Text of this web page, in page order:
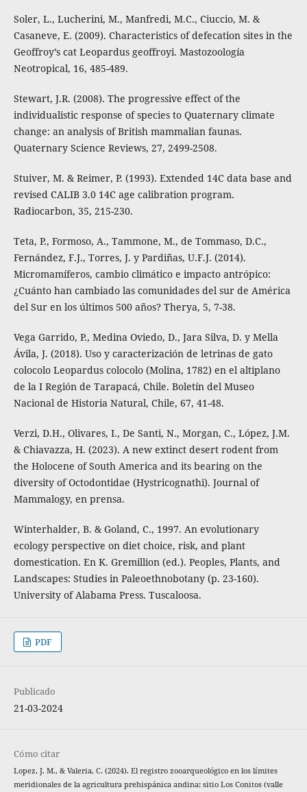
Soler, L., Lucherini, M., Manfredi, M.C., Ciuccio, M. &
Casaneve, E. (2009). Characteristics of defecation sites in the
Geoffroy’s cat Leopardus geoffroyi. Mastozoología
Neotropical, 16, 485-489.
Stewart, J.R. (2008). The progressive effect of the
individualistic response of species to Quaternary climate
change: an analysis of British mammalian faunas.
Quaternary Science Reviews, 27, 2499-2508.
Stuiver, M. & Reimer, P. (1993). Extended 14C data base and
revised CALIB 3.0 14C age calibration program.
Radiocarbon, 35, 215-230.
Teta, P., Formoso, A., Tammone, M., de Tommaso, D.C.,
Fernández, F.J., Torres, J. y Pardiñas, U.F.J. (2014).
Micromamíferos, cambio climático e impacto antrópico:
¿Cuánto han cambiado las comunidades del sur de América
del Sur en los últimos 500 años? Therya, 5, 7-38.
Vega Garrido, P., Medina Oviedo, D., Jara Silva, D. y Mella
Ávila, J. (2018). Uso y caracterización de letrinas de gato
colocolo Leopardus colocolo (Molina, 1782) en el altiplano
de la I Región de Tarapacá, Chile. Boletín del Museo
Nacional de Historia Natural, Chile, 67, 41-48.
Verzi, D.H., Olivares, I., De Santi, N., Morgan, C., López, J.M.
& Chiavazza, H. (2023). A new extinct desert rodent from
the Holocene of South America and its bearing on the
diversity of Octodontidae (Hystricognathi). Journal of
Mammalogy, en prensa.
Winterhalder, B. & Goland, C., 1997. An evolutionary
ecology perspective on diet choice, risk, and plant
domestication. En K. Gremillion (ed.). Peoples, Plants, and
Landscapes: Studies in Paleoethnobotany (p. 23-160).
University of Alabama Press. Tuscaloosa.
PDF
Publicado
21-03-2024
Cómo citar
Lopez, J. M., & Valeria, C. (2024). El registro zooarqueológico en los límites
meridionales de la agricultura prehispánica andina: sitio Los Conitos (valle